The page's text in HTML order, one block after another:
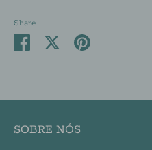
Share
Share SharePin
SOBRE NÓS